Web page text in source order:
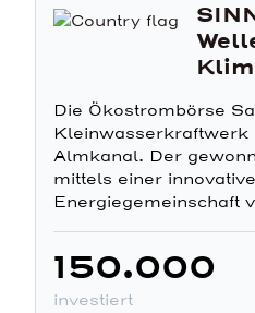
Die Ökostrombörse
Kleinwasserkraftwerk
Almkanal. Der
mittels einer
Energiegemeinschaft
150.000
investiert